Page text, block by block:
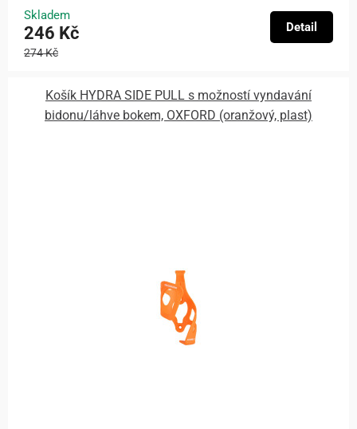
Skladem
246 Kč
274 Kč
Detail
Košík HYDRA SIDE PULL s možností vyndavání
bidonu/láhve bokem, OXFORD (oranžový, plast)